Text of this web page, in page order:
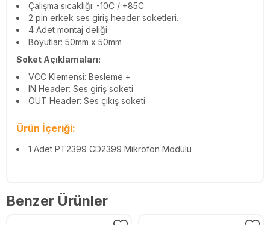
Çalışma sıcaklığı: -10C / +85C
2 pin erkek ses giriş header soketleri.
4 Adet montaj deliği
Boyutlar: 50mm x 50mm
Soket Açıklamaları:
VCC Klemensi: Besleme +
IN Header: Ses giriş soketi
OUT Header: Ses çıkış soketi
Ürün İçeriği:
1 Adet PT2399 CD2399 Mikrofon Modülü
Benzer Ürünler